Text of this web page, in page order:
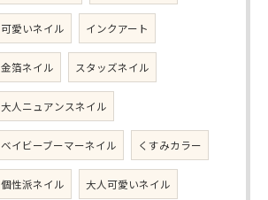
可愛いネイル インクアート
金箔ネイル スタッズネイル
大人ニュアンスネイル
ベイビーブーマーネイル くすみカラー
個性派ネイル 大人可愛いネイル